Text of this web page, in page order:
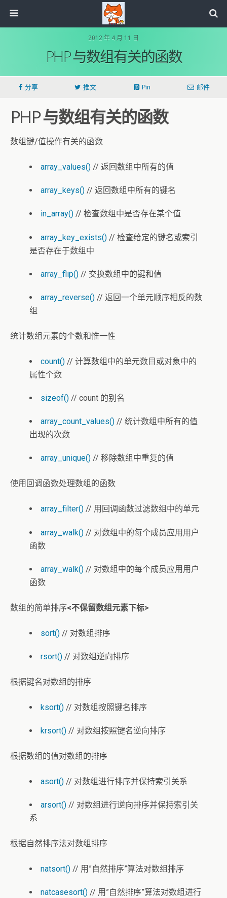
2012 年 4 月 11 日
PHP 与数组有关的函数
分享 推文 Pin 邮件
PHP 与数组有关的函数
数组键/值操作有关的函数
array_values() // 返回数组中所有的值
array_keys() // 返回数组中所有的键名
in_array() // 检查数组中是否存在某个值
array_key_exists() // 检查给定的键名或索引
是否存在于数组中
array_flip() // 交换数组中的键和值
array_reverse() // 返回一个单元顺序相反的数
组
统计数组元素的个数和惟一性
count() // 计算数组中的单元数目或对象中的
属性个数
sizeof() // count 的别名
array_count_values() // 统计数组中所有的值
出现的次数
array_unique() // 移除数组中重复的值
使用回调函数处理数组的函数
array_filter() // 用回调函数过滤数组中的单元
array_walk() // 对数组中的每个成员应用用户
函数
array_walk() // 对数组中的每个成员应用用户
函数
数组的简单排序<不保留数组元素下标>
sort() // 对数组排序
rsort() // 对数组逆向排序
根据键名对数组的排序
ksort() // 对数组按照键名排序
krsort() // 对数组按照键名逆向排序
根据数组的值对数组的排序
asort() // 对数组进行排序并保持索引关系
arsort() // 对数组进行逆向排序并保持索引关
系
根据自然排序法对数组排序
natsort() // 用”自然排序”算法对数组排序
natcasesort() // 用”自然排序”算法对数组进行